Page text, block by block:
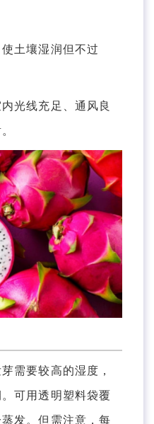
土壤湿润但不过
光线充足、通风良
要较高的湿度，
可用透明塑料袋覆
发。但需注意，每